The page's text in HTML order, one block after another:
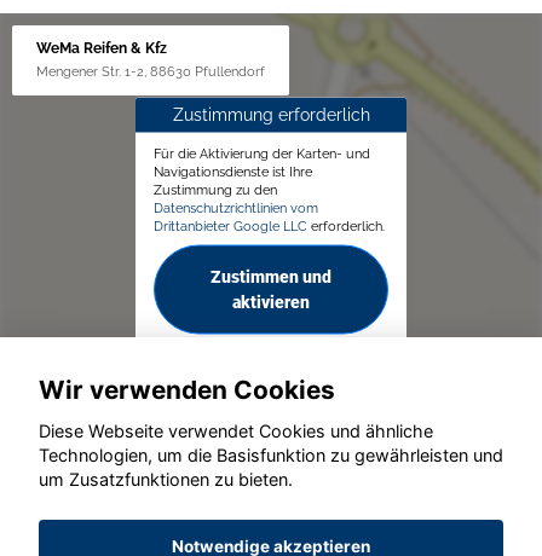
WeMa Reifen & Kfz
Mengener Str. 1-2, 88630 Pfullendorf
Zustimmung erforderlich
Für die Aktivierung der Karten- und
Navigationsdienste ist Ihre
Zustimmung zu den
Datenschutzrichtlinien vom
Drittanbieter Google LLC erforderlich.
Zustimmen und
aktivieren
© konjunkturmotor.de GmbH 2020 - 2026
Wir verwenden Cookies
Diese Webseite verwendet Cookies und ähnliche
Technologien, um die Basisfunktion zu gewährleisten und
um Zusatzfunktionen zu bieten.
Notwendige akzeptieren